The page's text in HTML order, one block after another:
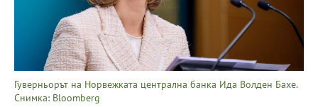
Гуверньорът на Норвежката централна банка Ида Волден Бахе.
Снимка: Bloomberg